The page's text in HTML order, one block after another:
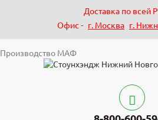
Доставка по всей
Офис - г. Москва г.
Производство МАФ